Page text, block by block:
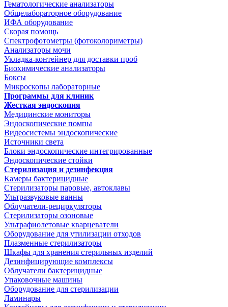
Гематологические анализаторы
Общелабораторное оборудование
ИФА оборудование
Скорая помощь
Спектрофотометры (фотоколориметры)
Анализаторы мочи
Укладка-контейнер для доставки проб
Биохимические анализаторы
Боксы
Микроскопы лабораторные
Программы для клиник
Жесткая эндоскопия
Медицинские мониторы
Эндоскопические помпы
Видеосистемы эндоскопические
Источники света
Блоки эндоскопические интегрированные
Эндоскопические стойки
Стерилизация и дезинфекция
Камеры бактерицидные
Стерилизаторы паровые, автоклавы
Ультразвуковые ванны
Облучатели-рециркуляторы
Стерилизаторы озоновые
Ультрафиолетовые кварцеватели
Оборудование для утилизации отходов
Плазменные стерилизаторы
Шкафы для хранения стерильных изделий
Дезинфицирующие комплексы
Облучатели бактерицидные
Упаковочные машины
Оборудование для стерилизации
Ламинары